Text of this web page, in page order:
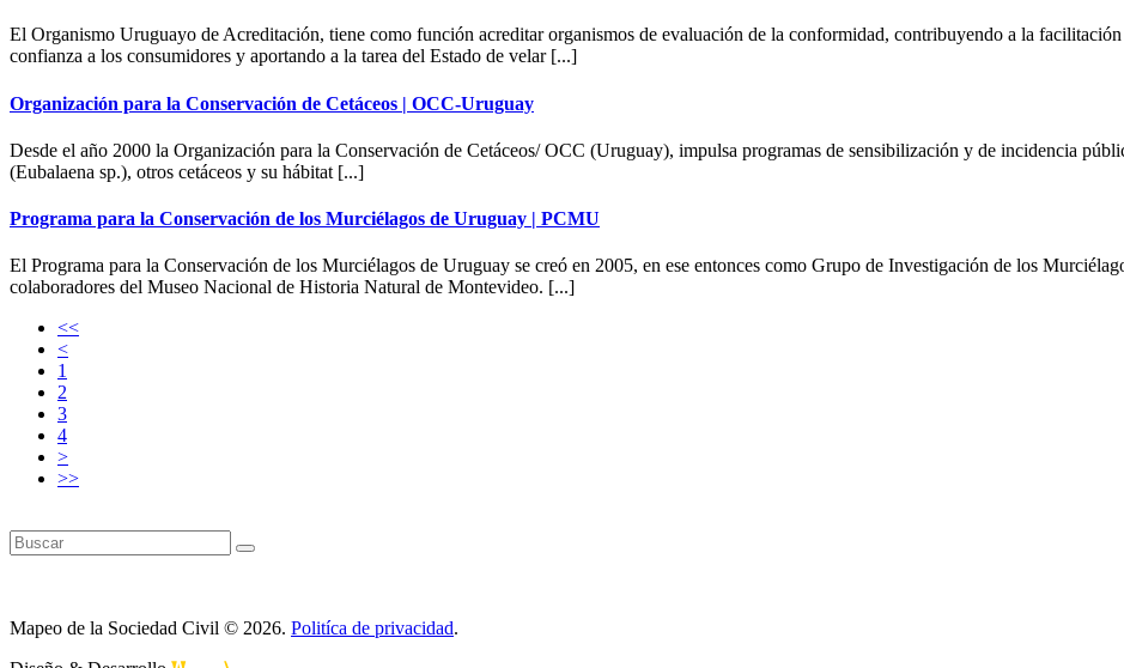
El Organismo Uruguayo de Acreditación, tiene como función acreditar organismos de evaluación de la conformidad, contribuyendo a la
confianza a los consumidores y aportando a la tarea del Estado de velar [...]
Organización para la Conservación de Cetáceos | OCC-Uruguay
Desde el año 2000 la Organización para la Conservación de Cetáceos/ OCC (Uruguay), impulsa programas de sensibilización y de incidencia
(Eubalaena sp.), otros cetáceos y su hábitat [...]
Programa para la Conservación de los Murciélagos de Uruguay | PCMU
El Programa para la Conservación de los Murciélagos de Uruguay se creó en 2005, en ese entonces como Grupo de Investigación de los
colaboradores del Museo Nacional de Historia Natural de Montevideo. [...]
<<
<
1
2
3
4
>
>>
Mapeo de la Sociedad Civil © 2026. Politíca de privacidad.